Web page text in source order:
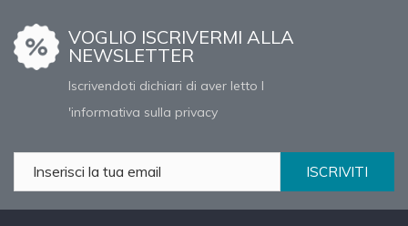
VOGLIO ISCRIVERMI ALLA
NEWSLETTER
Iscrivendoti dichiari di aver letto l
'informativa sulla privacy
ISCRIVITI